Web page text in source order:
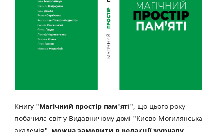
Книгу "Магічний простір пам'яті", що цього року
побачила світ у Видавничому домі "Києво-Могилянська
академія", можна замовити в редакції журналу